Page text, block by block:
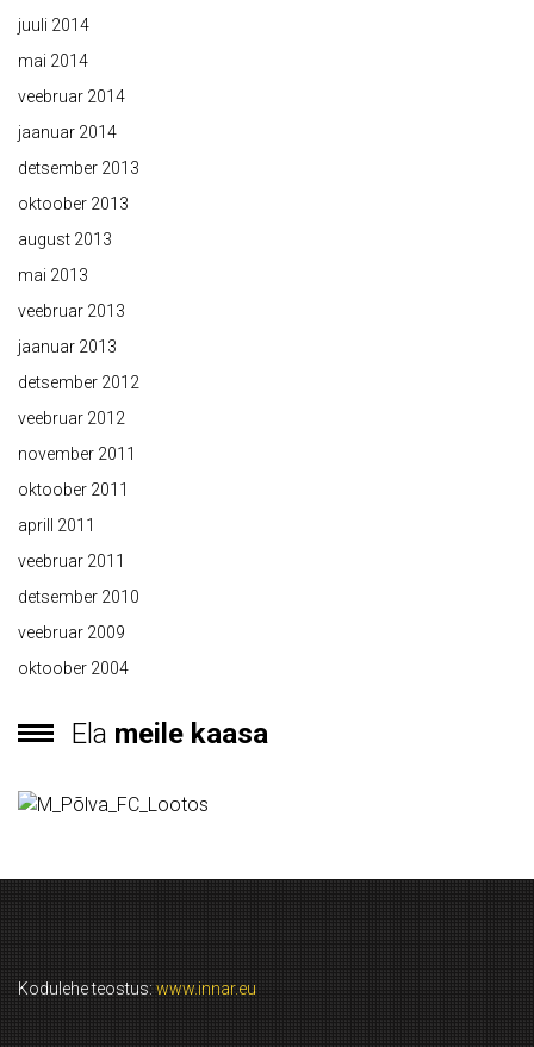
juuli 2014
mai 2014
veebruar 2014
jaanuar 2014
detsember 2013
oktoober 2013
august 2013
mai 2013
veebruar 2013
jaanuar 2013
detsember 2012
veebruar 2012
november 2011
oktoober 2011
aprill 2011
veebruar 2011
detsember 2010
veebruar 2009
oktoober 2004
Ela meile kaasa
Kodulehe teostus: www.innar.eu